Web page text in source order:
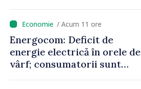
putem menține prețurile la
un nivel mai mic”
/ Acum 11 ore
Energocom: Deficit de
energie electrică în orele de
vârf; consumatorii sunt